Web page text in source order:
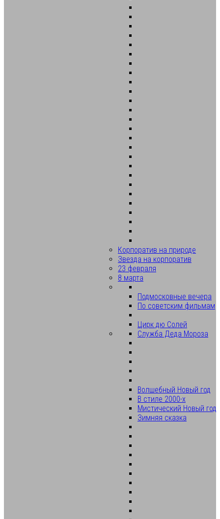
Корпоратив на природе
Звезда на корпоратив
23 февраля
8 марта
Подмосковные вечера
По советским фильмам
Цирк дю Солей
Служба Деда Мороза
Волшебный Новый год
В стиле 2000-х
Мистический Новый год
Зимняя сказка